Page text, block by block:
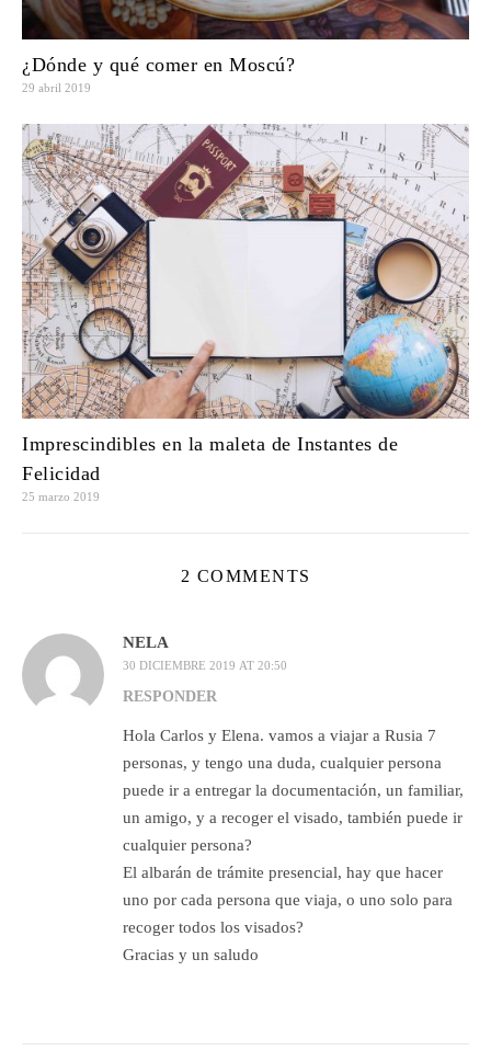
¿Dónde y qué comer en Moscú?
29 abril 2019
Imprescindibles en la maleta de Instantes de
Felicidad
25 marzo 2019
2 COMMENTS
NELA
30 DICIEMBRE 2019 AT 20:50
RESPONDER
Hola Carlos y Elena. vamos a viajar a Rusia 7
personas, y tengo una duda, cualquier persona
puede ir a entregar la documentación, un familiar,
un amigo, y a recoger el visado, también puede ir
cualquier persona?
El albarán de trámite presencial, hay que hacer
uno por cada persona que viaja, o uno solo para
recoger todos los visados?
Gracias y un saludo